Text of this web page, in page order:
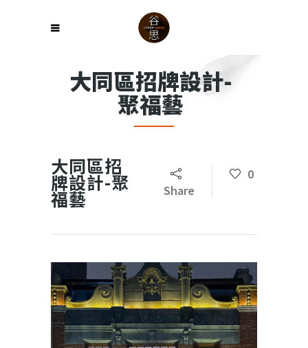
大同區招牌設計-
聚福藝
大同區招
牌設計-聚
福藝 Share
0